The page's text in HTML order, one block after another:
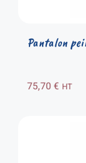
Pantalon
75,70€ HT